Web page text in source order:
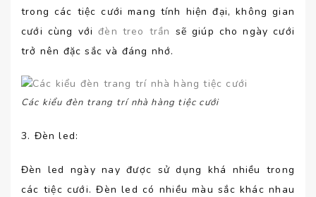
trong các tiệc cưới mang tính hiện đại, không gian
cưới cùng vớiđèn treo trần sẽ giúp cho ngày cưới
trở nên đặc sắc và đáng nhớ.
Các kiểu đèn trang trí nhà hàng tiệc cưới
3. Đèn led:
Đèn led ngày nay được sử dụng khá nhiều trong
các tiệc cưới. Đèn led có nhiều màu sắc khác nhau